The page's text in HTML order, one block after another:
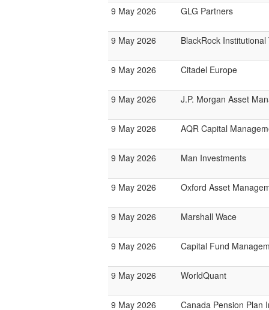
9 May 2026
GLG Partners
9 May 2026 BlackRock
9 May 2026 Citadel Europe
9 May 2026 J.P. Morgan Asset
9 May 2026 AQR Capital
9 May 2026 Man Investments
9 May 2026 Oxford Asset
9 May 2026 Marshall Wace
9 May 2026 Capital Fund
9 May 2026 WorldQuant
9 May 2026 Canada Pension Plan